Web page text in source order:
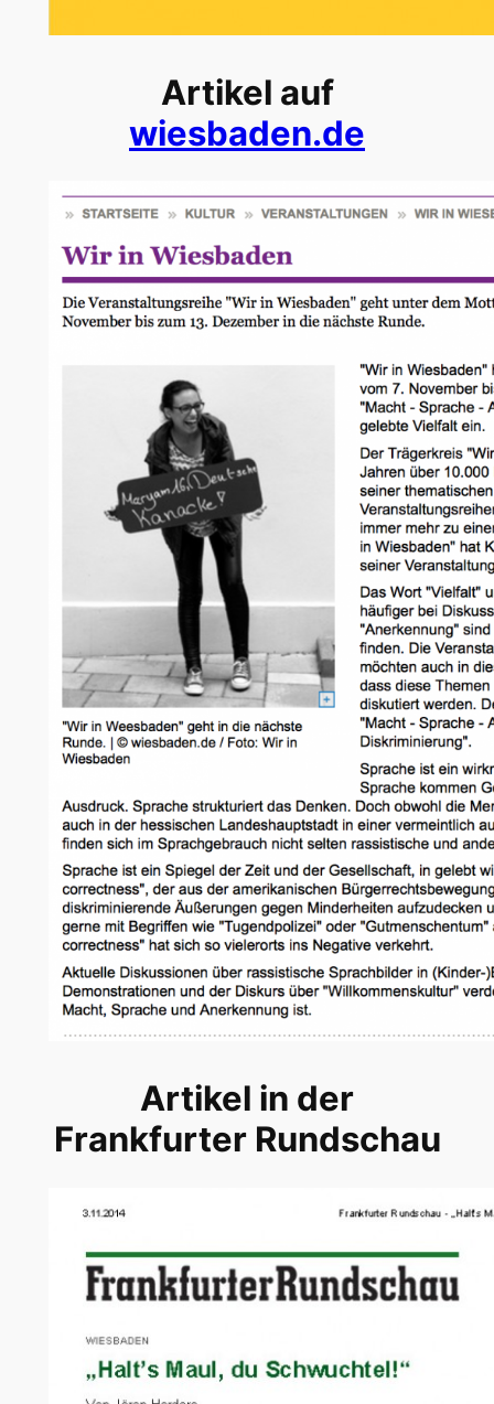
Artikel auf
wiesbaden.de
Artikel in der
Frankfurter Rundschau